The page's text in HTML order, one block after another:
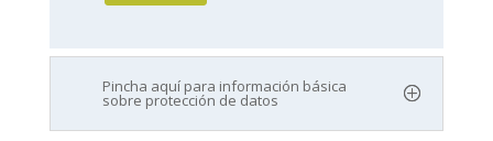
Pincha aquí para información básica
sobre protección de datos